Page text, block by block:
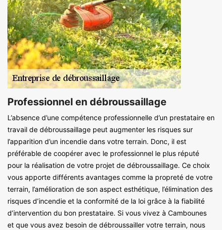
Professionnel en débroussaillage
L’absence d’une compétence professionnelle d’un prestataire en
travail de débroussaillage peut augmenter les risques sur
l’apparition d’un incendie dans votre terrain. Donc, il est
préférable de coopérer avec le professionnel le plus réputé
pour la réalisation de votre projet de débroussaillage. Ce choix
vous apporte différents avantages comme la propreté de votre
terrain, l’amélioration de son aspect esthétique, l’élimination des
risques d’incendie et la conformité de la loi grâce à la fiabilité
d’intervention du bon prestataire. Si vous vivez à Cambounes
et que vous avez besoin de débroussailler votre terrain, nous